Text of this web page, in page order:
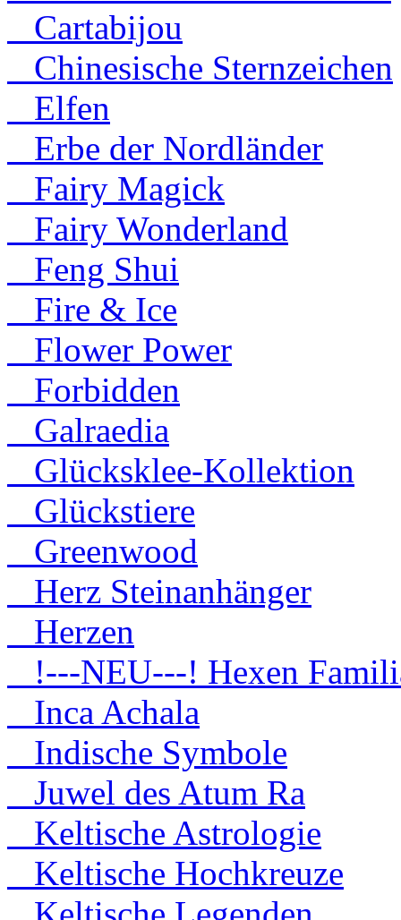
Cartabijou
Chinesische Sternzeichen
Elfen
Erbe der Nordländer
Fairy Magick
Fairy Wonderland
Feng Shui
Fire & Ice
Flower Power
Forbidden
Galraedia
Glücksklee-Kollektion
Glückstiere
Greenwood
Herz Steinanhänger
Herzen
!---NEU---! Hexen
Inca Achala
Indische Symbole
Juwel des Atum Ra
Keltische Astrologie
Keltische Hochkreuze